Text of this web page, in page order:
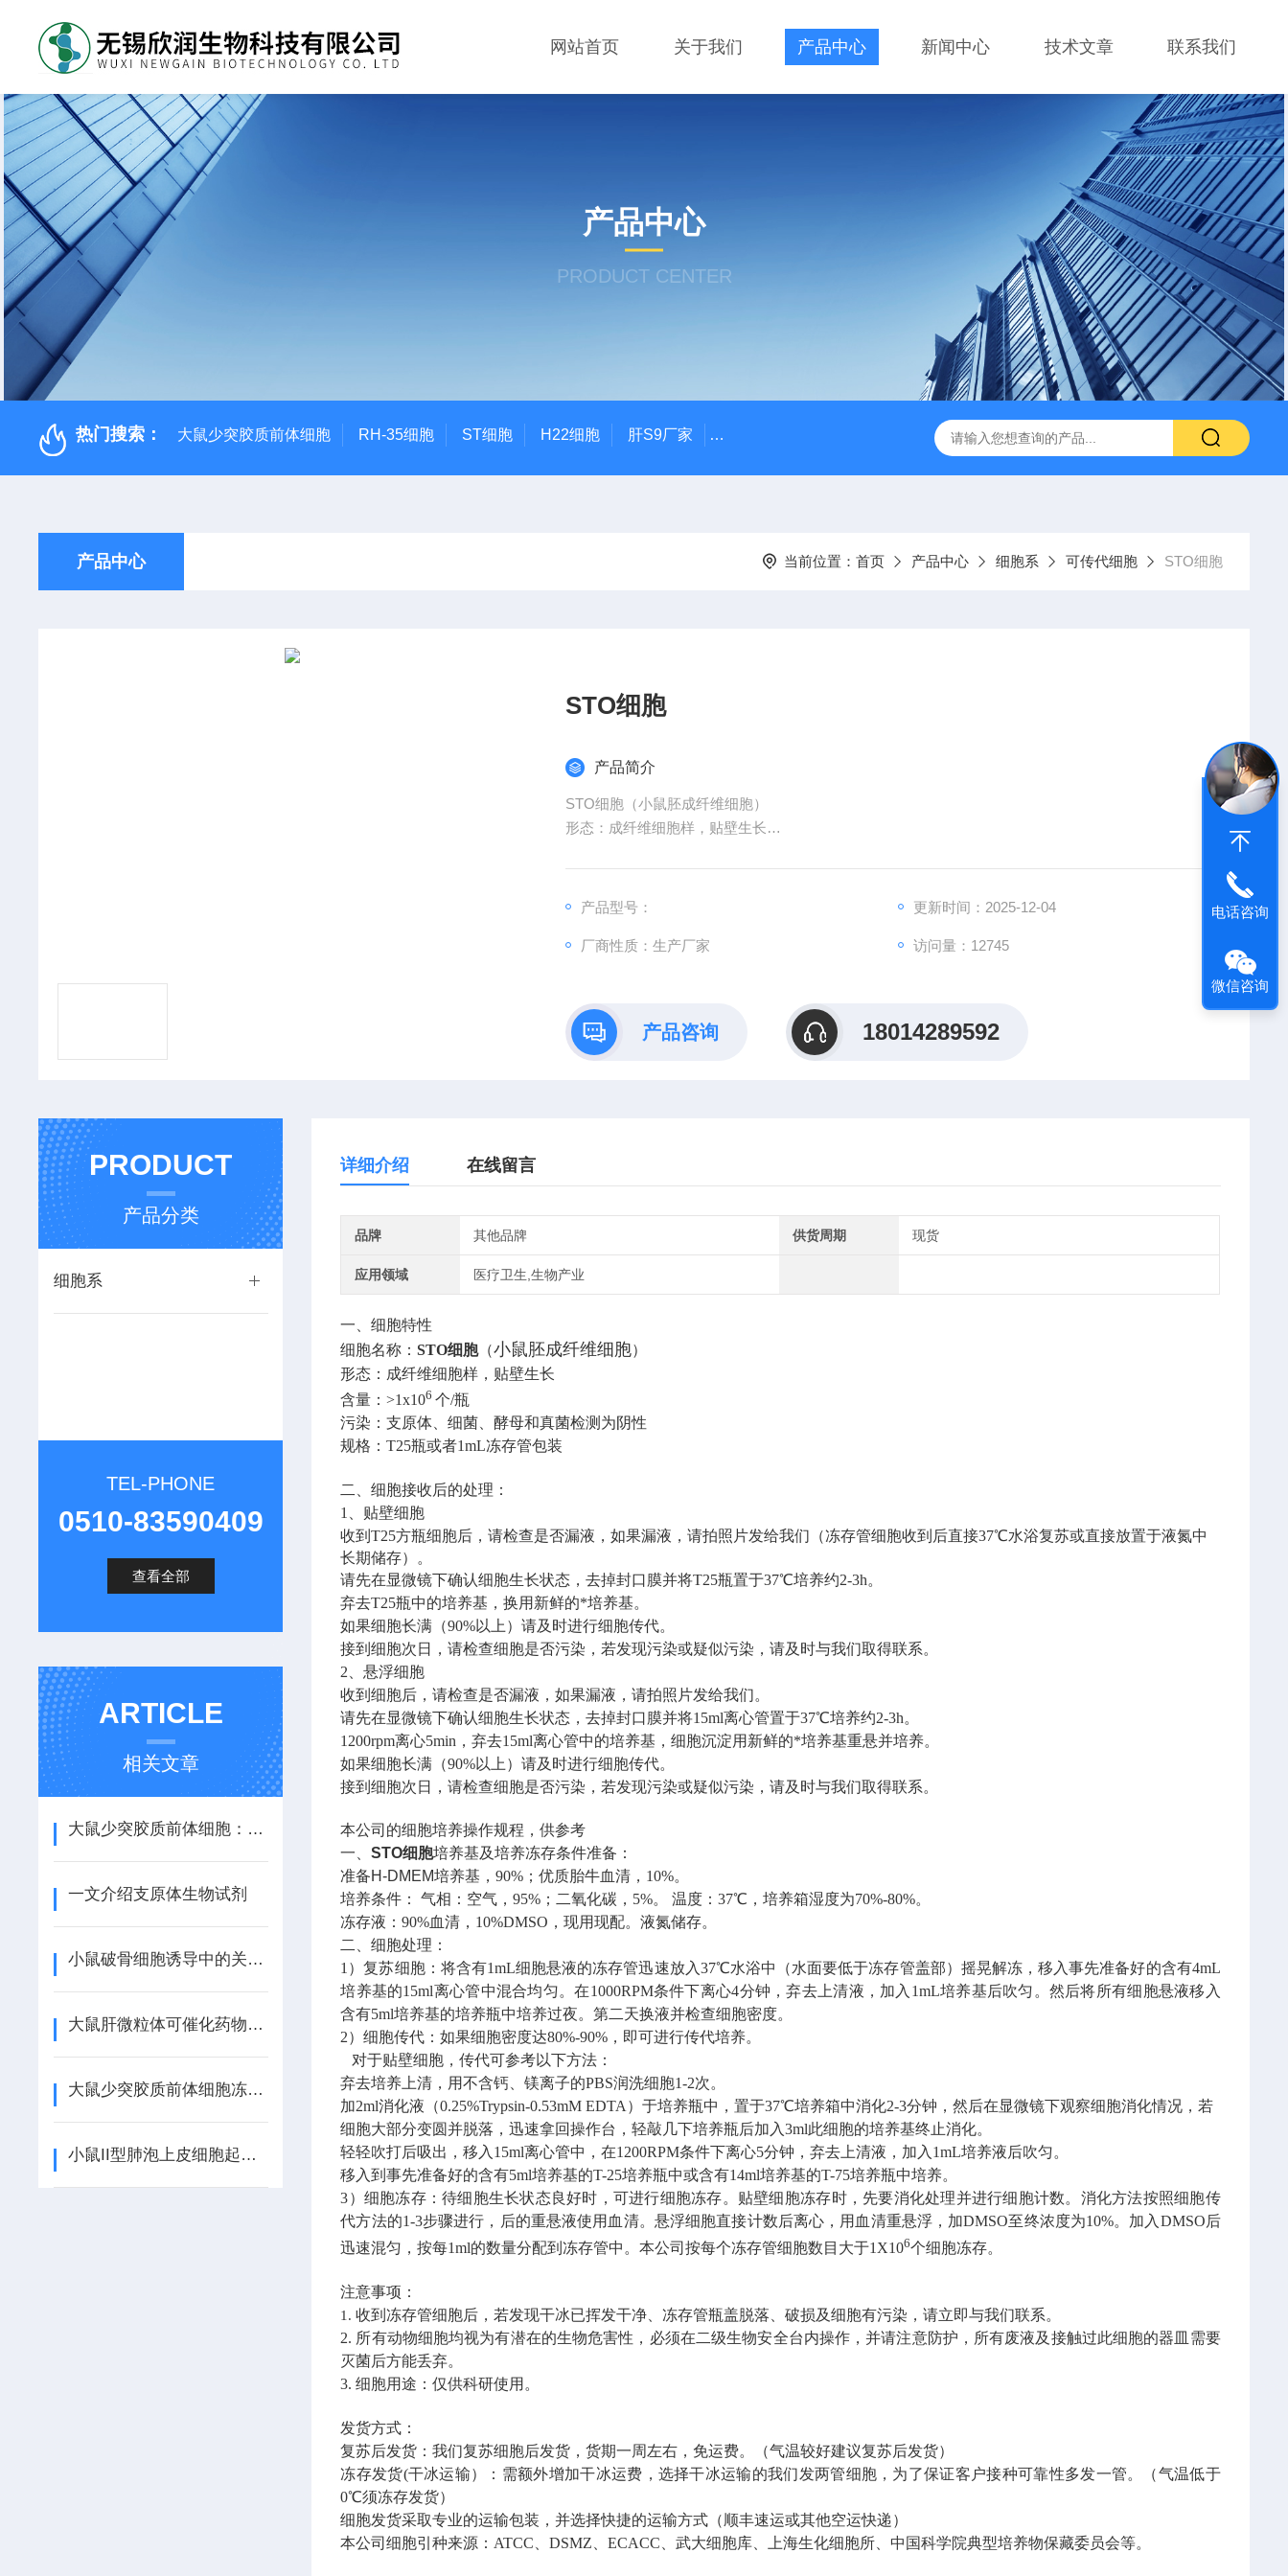
网站首页 关于我们 产品中心 新闻中心 技术文章 联系我们
产品中心
PRODUCT CENTER
热门搜索： 大鼠少突胶质前体细胞 RH-35细胞 ST细胞 H22细胞 肝S9厂家 小鼠胎盘滋养层细胞 RBL-2H3细胞 小鼠外周血单个核细胞 小鼠脊髓星
产品中心 当前位置： 首页 产品中心 细胞系 可传代细胞 STO细胞
STO细胞
产品简介
STO细胞（小鼠胚成纤维细胞）
形态：成纤维细胞样，贴壁生长
规格：T25瓶或者1mL冻存管包装
产品型号： 更新时间：2025-12-04
厂商性质：生产厂家 访问量：12745
产品咨询 18014289592
PRODUCT
产品分类
细胞系
TEL-PHONE
0510-83590409
查看全部
ARTICLE
相关文章
大鼠少突胶质前体细胞：神经髓鞘形成的关键角色
一文介绍支原体生物试剂
小鼠破骨细胞诱导中的关键因素及其影响分析
大鼠肝微粒体可催化药物的氧化过程
大鼠少突胶质前体细胞冻存需要注意哪些事项？
小鼠II型肺泡上皮细胞起稳定肺泡内压的作用
详细介绍 在线留言
品牌 其他品牌 供货周期 现货
应用领域 医疗卫生,生物产业
一、细胞特性
细胞名称：STO细胞（小鼠胚成纤维细胞）
形态：成纤维细胞样，贴壁生长
含量：>1x106 个/瓶
污染：支原体、细菌、酵母和真菌检测为阴性
规格：T25瓶或者1mL冻存管包装
二、细胞接收后的处理：
1
、贴壁细胞
收到T25方瓶细胞后，请检查是否漏液，如果漏液，请拍照片发给我们（冻存管细胞收到后直接37℃水浴复苏或直接放置于液氮中
长期储存）。
请先在显微镜下确认细胞生长状态，去掉封口膜并将T25瓶置于37℃培养约2-3h。
弃去T25瓶中的培养基，换用新鲜的*培养基。
如果细胞长满（90%以上）请及时进行细胞传代。
接到细胞次日，请检查细胞是否污染，若发现污染或疑似污染，请及时与我们取得联系。
2 、悬浮细胞
收到细胞后，请检查是否漏液，如果漏液，请拍照片发给我们。
请先在显微镜下确认细胞生长状态，去掉封口膜并将15ml离心管置于37℃培养约2-3h。
1200rpm离心5min ，弃去15ml离心管中的培养基，细胞沉淀用新鲜的*培养基重悬并培养。
如果细胞长满（90%以上）请及时进行细胞传代。
接到细胞次日，请检查细胞是否污染，若发现污染或疑似污染，请及时与我们取得联系。
本公司的细胞培养操作规程，供参考
一、STO细胞培养基及培养冻存条件准备：
准备H-DMEM培养基，90% ；优质胎牛血清， 10%。
培养条件：
气相：空气，95% ；二氧化碳， 5%。 温度：37℃，培养箱湿度为70%-80%。
冻存液：90%血清， 10%DMSO ，现用现配。液氮储存。
二、细胞处理：
1）复苏细胞： 将含有1mL细胞悬液的冻存管迅速放入37℃水浴中（水面要低于冻存管盖部）摇晃解冻，移入事先准备好的含有4mL
培养基的15ml离心管中混合均匀。在1000RPM条件下离心4分钟，弃去上清液，加入 1mL培养基后吹匀。然后将所有细胞悬液移入
含有5ml培养基的培养瓶中培养过夜。第二天换液并检查细胞密度。
2）细胞传代：如果细胞密度达80%-90% ，即可进行传代培养。
对于贴壁细胞，传代可参考以下方法：
弃去培养上清，用不含钙、镁离子的PBS润洗细胞1-2次。
加2ml消化液（0.25%Trypsin-0.53mM EDTA ）于培养瓶中，置于37℃培养箱中消化2-3分钟，然后在显微镜下观察细胞消化情况，若
细胞大部分变圆并脱落，迅速拿回操作台，轻敲几下培养瓶后加入3ml此细胞的培养基终止消化。
轻轻吹打后吸出，移入 15ml离心管中，在1200RPM条件下离心5分钟，弃去上清液，加入 1mL培养液后吹匀。
移入到事先准备好的含有5ml培养基的T-25培养瓶中或含有14ml培养基的T-75培养瓶中培养。
3）细胞冻存：待细胞生长状态良好时，可进行细胞冻存。贴壁细胞冻存时，先要消化处理并进行细胞计数。消化方法按照细胞传
代方法的1-3步骤进行，后的重悬液使用血清。悬浮细胞直接计数后离心，用血清重悬浮，加DMSO至终浓度为10%。加入 DMSO后
迅速混匀，按每1ml的数量分配到冻存管中。本公司按每个冻存管细胞数目大于1X106个细胞冻存。
注意事项：
1.收到冻存管细胞后，若发现干冰已挥发干净、冻存管瓶盖脱落、破损及细胞有污染，请立即与我们联系。
2. 所有动物细胞均视为有潜在的生物危害性，必须在二级生物安全台内操作，并请注意防护，所有废液及接触过此细胞的器皿需要
灭菌后方能丢弃。
3.细胞用途：仅供科研使用。
发货方式：
复苏后发货：我们复苏细胞后发货，货期一周左右，免运费。（气温较好建议复苏后发货）
冻存发货(干冰运输）：需额外增加干冰运费，选择干冰运输的我们发两管细胞，为了保证客户接种可靠性多发一管。（气温低于
0℃须冻存发货）
细胞发货采取专业的运输包装，并选择快捷的运输方式（顺丰速运或其他空运快递）
本公司细胞引种来源：ATCC、DSMZ、ECACC、武大细胞库、上海生化细胞所、中国科学院典型培养物保藏委员会等。
电话咨询
微信咨询